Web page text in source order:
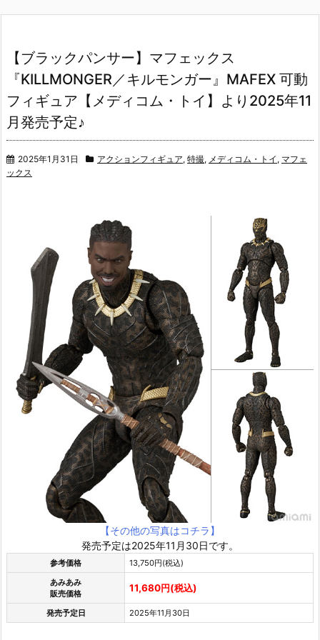
【ブラックパンサー】マフェックス
『KILLMONGER／キルモンガー』MAFEX 可動
フィギュア【メディコム・トイ】より2025年11
月発売予定♪
2025年1月31日 アクションフィギュア, 特撮, メディコム・トイ , マフェ
ックス
【その他の写真はコチラ】
発売予定は2025年11月30日です。
参考価格
13,750円(税込)
あみあみ
販売価格
11,680円(税込)
発売予定日 2025年11月30日